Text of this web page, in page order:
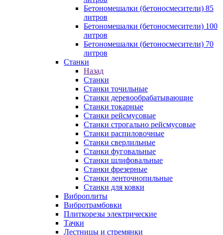
Бетономешалки (бетоносмесители) 85
литров
Бетономешалки (бетоносмесители) 100
литров
Бетономешалки (бетоносмесители) 70
литров
Станки
Назад
Станки
Станки точильные
Станки деревообрабатывающие
Станки токарные
Станки рейсмусовые
Станки строгально рейсмусовые
Станки распиловочные
Станки сверлильные
Станки фуговальные
Станки шлифовальные
Станки фрезерные
Станки ленточнопильные
Станки для ковки
Виброплиты
Вибротрамбовки
Плиткорезы электрические
Тачки
Лестницы и стремянки